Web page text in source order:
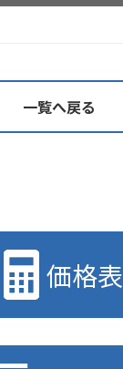
一覧へ戻る
価格表